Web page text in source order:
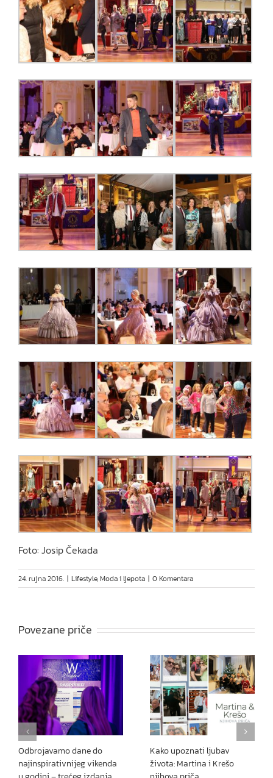
Foto: Josip Čekada
24. rujna 2016. | Lifestyle,Moda i ljepota | 0 Komentara
Povezane priče
Odbrojavamo dane do
najinspirativnijeg vikenda
Kako upoznati ljubav
života: Martina i Krešo